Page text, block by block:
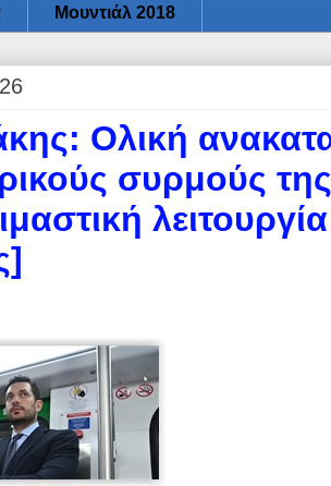
Μουντιάλ 2018
Ολική
συρμούς